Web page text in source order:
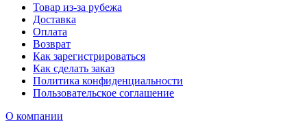
Товар из-за рубежа
Доставка
Оплата
Возврат
Как зарегистрироваться
Как сделать заказ
Политика конфиденциальности
Пользовательское соглашение
О компании